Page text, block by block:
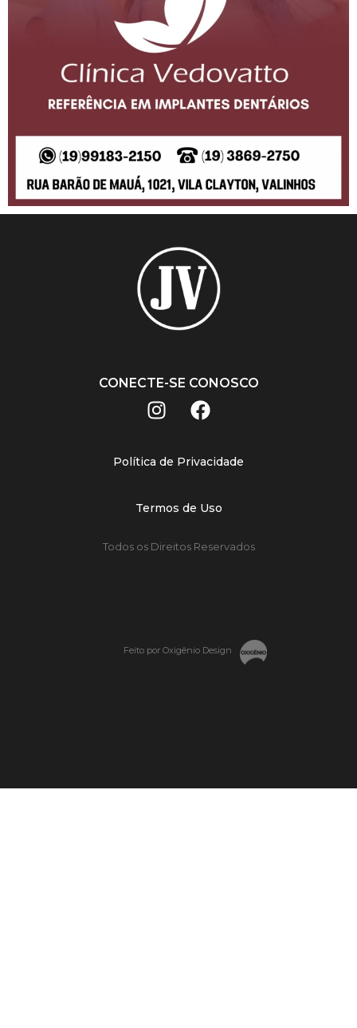
CONECTE-SE CONOSCO
Política de Privacidade
Termos de Uso
Todos os Direitos Reservados
Feito por Oxigênio Design